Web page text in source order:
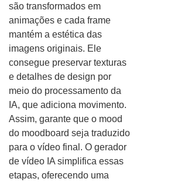
são transformados em
animações e cada frame
mantém a estética das
imagens originais. Ele
consegue preservar texturas
e detalhes de design por
meio do processamento da
IA, que adiciona movimento.
Assim, garante que o mood
do moodboard seja traduzido
para o vídeo final. O gerador
de vídeo IA simplifica essas
etapas, oferecendo uma